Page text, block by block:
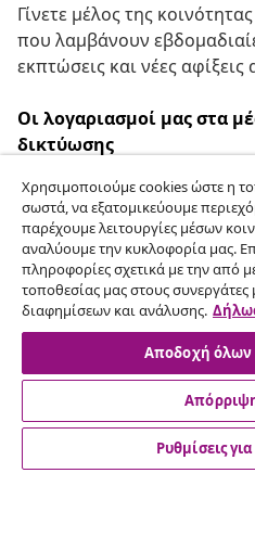
Γίνετε μέλος της
που λαμβάνουν
εκπτώσεις και νέες αφίξεις
Οι λογαριασμοί μας στα
δικτύωσης
Υπαναχώρηση από τη
Υποβάλετε αίτημα
παραγγελία σας.
Υπαναχώρηση
Εξυπηρέτηση πελατών
Χρησιμοποιούμε cookies ώστε η
σωστά, να εξατομικεύουμε
παρέχουμε λειτουργίες μέσων
αναλύουμε την κυκλοφορία μας.
πληροφορίες σχετικά με την από
τοποθεσίας μας στους
διαφημίσεων και ανάλυσης.
Αποδοχή όλων
Ρυθμίσεις